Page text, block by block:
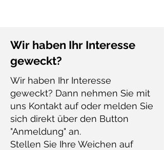
Wir haben Ihr Interesse
geweckt?
Wir haben Ihr Interesse
geweckt? Dann nehmen Sie mit
uns Kontakt auf oder melden Sie
sich direkt über den Button
"Anmeldung" an.
Stellen Sie Ihre Weichen auf